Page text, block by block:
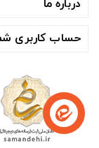
درباره ما
حساب کاربری